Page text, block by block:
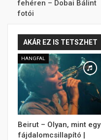
fehéren – Dobai Bálint
fotói
AKÁR EZ IS TETSZHET
HANGFAL
Beirut – Olyan, mint egy
fájdalomcsillapító |